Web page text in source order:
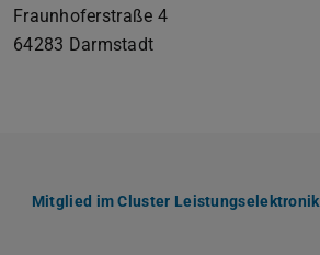
Fraunhoferstraße 4
64283 Darmstadt
Mitglied im Cluster Leistungselektronik